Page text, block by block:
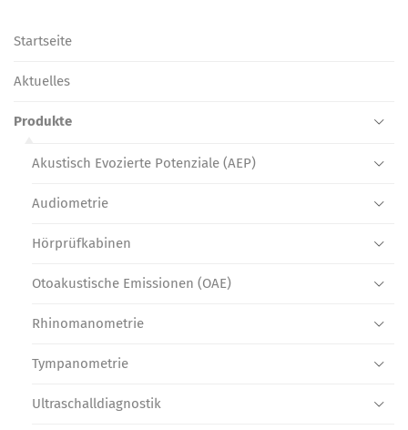
Startseite
Aktuelles
Produkte
Akustisch Evozierte Potenziale (AEP)
Audiometrie
Hörprüf­kabinen
Otoakustische Emissionen (OAE)
Rhinomano­metrie
Tympanometrie
Ultraschall­diagnostik